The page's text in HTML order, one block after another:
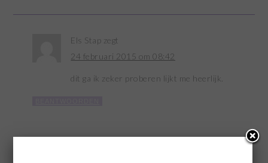
Els Stap zegt
24 februari 2015 om 08:42
dit ga ik zeker proberen lijkt me heerlijk.